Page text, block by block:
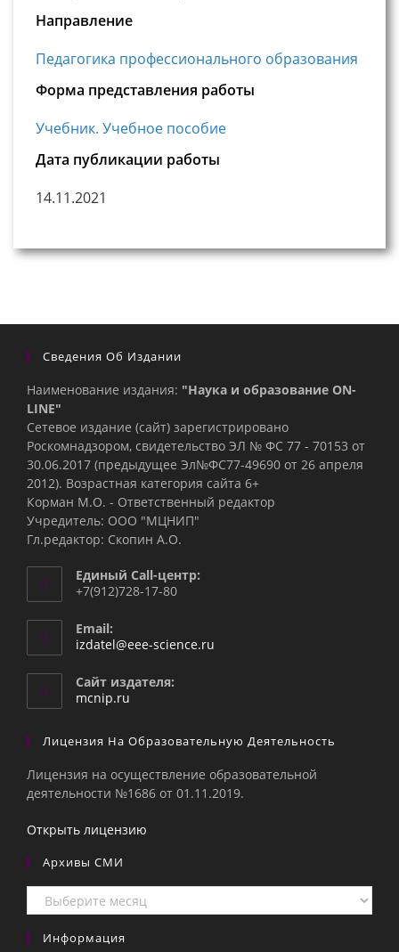
Направление
Педагогика профессионального образования
Форма представления работы
Учебник. Учебное пособие
Дата публикации работы
14.11.2021
Сведения Об Издании
Наименование издания: "Наука и образование ON-
LINE"
Сетевое издание (сайт) зарегистрировано
Роскомнадзором, свидетельство ЭЛ № ФС 77 - 70153 от
30.06.2017 (предыдущее Эл№ФC77-49690 от 26 апреля
2012). Возрастная категория сайта 6+
Корман М.О. - Ответственный редактор
Учредитель: ООО "МЦНИП"
Гл.редактор: Скопин А.О.
Единый Call-центр:
+7(912)728-17-80
Email:
izdatel@eee-science.ru
Сайт издателя:
mcnip.ru
Лицензия На Образовательную Деятельность
Лицензия на осуществление образовательной
деятельности №1686 от 01.11.2019.
Открыть лицензию
Архивы СМИ
Архивы
СМИ
Информация